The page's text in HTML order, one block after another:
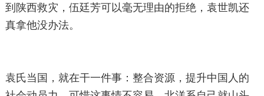
到陕西救灾，伍廷芳可以毫无理由的拒绝，袁世凯还
真拿他没办法。
袁氏当国，就在干一件事：整合资源，提升中国人的